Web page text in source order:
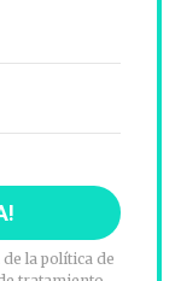
la política de